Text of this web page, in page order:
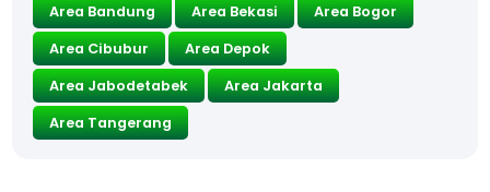
Area Bandung Area Bekasi
Area Bogor
Area Cibubur
Area Depok
Area Jabodetabek
Area Jakarta
Area Tangerang